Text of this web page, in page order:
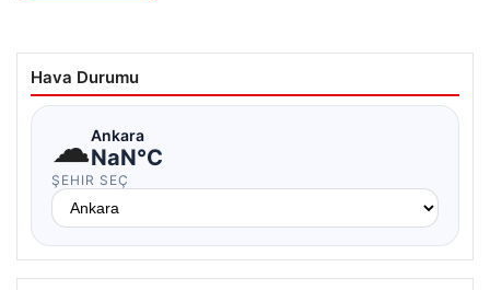
Hava Durumu
☁Ankara
NaN°C
ŞEHIR SEÇ